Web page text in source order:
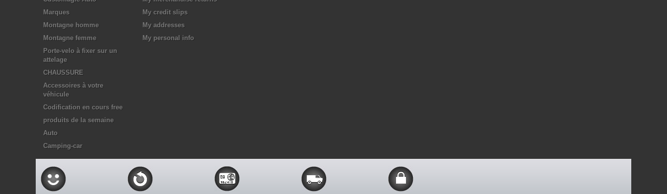
Marques
Montagne homme
Montagne femme
Porte-velo à fixer sur un
attelage
CHAUSSURE
Accessoires à votre
véhicule
Codification en cours free
produits de la semaine
Auto
Camping-car
My credit slips
My addresses
My personal info